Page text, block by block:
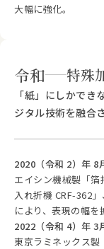
大幅に強化。
令和 特殊
「紙」にしかで
ジタル技術を融合
2020（令和 2）年 8
エイシン機械製「
入れ折機 CRF-362
により、表現の幅を
2022（令和 4）年 3
東京ラミネックス製